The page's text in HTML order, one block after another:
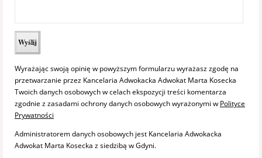
Wyrażając swoją opinię w powyższym formularzu wyrażasz zgodę na
przetwarzanie przez Kancelaria Adwokacka Adwokat Marta Kosecka
Twoich danych osobowych w celach ekspozycji treści komentarza
zgodnie z zasadami ochrony danych osobowych wyrażonymi w Polityce
Prywatności
Administratorem danych osobowych jest Kancelaria Adwokacka
Adwokat Marta Kosecka z siedzibą w Gdyni.